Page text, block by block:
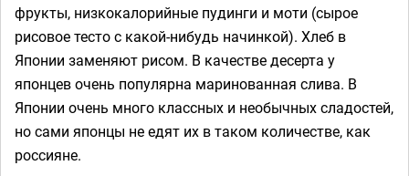
фрукты, низкокалорийные пудинги и моти (сырое
рисовое тесто с какой-нибудь начинкой). Хлеб в
Японии заменяют рисом. В качестве десерта у
японцев очень популярна маринованная слива. В
Японии очень много классных и необычных сладостей,
но сами японцы не едят их в таком количестве, как
россияне.